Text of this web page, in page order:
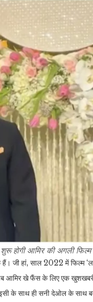
होगी आमिर की अगली फिल्म
जी हां, साल 2022 में फिल्म
आमिर खे फैंस के लिए एक
के साथ ही सनी देओल के साथ
पास कौन सा
जीवन शैली
हाथ और पैर की
परेशान तो एक
देखें…
रौद्योगिकी
Gmail
यूजर्स की बढ़ाई
ऐश्वर्य राय से
माफी के बाद
ने…